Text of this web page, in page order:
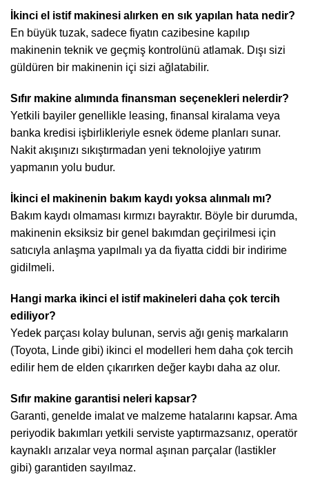
İkinci el istif makinesi alırken en sık yapılan hata nedir?
En büyük tuzak, sadece fiyatın cazibesine kapılıp
makinenin teknik ve geçmiş kontrolünü atlamak. Dışı sizi
güldüren bir makinenin içi sizi ağlatabilir.
Sıfır makine alımında finansman seçenekleri nelerdir?
Yetkili bayiler genellikle leasing, finansal kiralama veya
banka kredisi işbirlikleriyle esnek ödeme planları sunar.
Nakit akışınızı sıkıştırmadan yeni teknolojiye yatırım
yapmanın yolu budur.
İkinci el makinenin bakım kaydı yoksa alınmalı mı?
Bakım kaydı olmaması kırmızı bayraktır. Böyle bir durumda,
makinenin eksiksiz bir genel bakımdan geçirilmesi için
satıcıyla anlaşma yapılmalı ya da fiyatta ciddi bir indirime
gidilmeli.
Hangi marka ikinci el istif makineleri daha çok tercih
ediliyor?
Yedek parçası kolay bulunan, servis ağı geniş markaların
(Toyota, Linde gibi) ikinci el modelleri hem daha çok tercih
edilir hem de elden çıkarırken değer kaybı daha az olur.
Sıfır makine garantisi neleri kapsar?
Garanti, genelde imalat ve malzeme hatalarını kapsar. Ama
periyodik bakımları yetkili serviste yaptırmazsanız, operatör
kaynaklı arızalar veya normal aşınan parçalar (lastikler
gibi) garantiden sayılmaz.